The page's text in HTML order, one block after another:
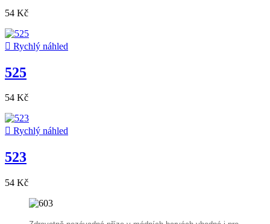
54 Kč
 Rychlý náhled
525
54 Kč
 Rychlý náhled
523
54 Kč